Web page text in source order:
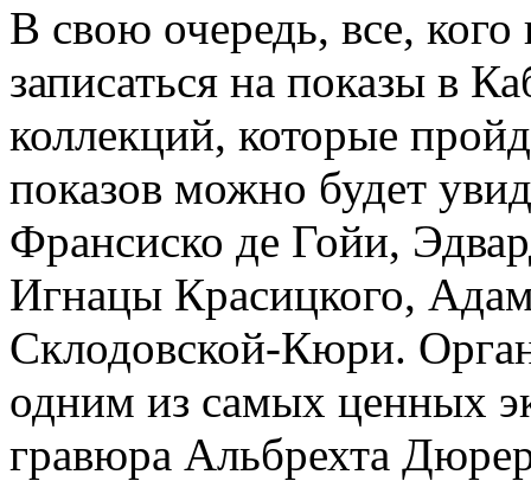
В свою очередь, все,
записаться на показы в
коллекций, которые
показов можно будет
Франсиско де Гойи,
Игнацы Красицкого,
Склодовской-Кюри.
одним из самых ценных
гравюра Альбрехта